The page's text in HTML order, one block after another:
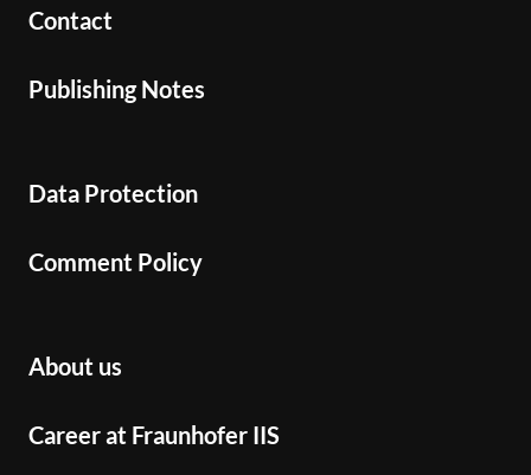
Contact
Publishing Notes
Data Protection
Comment Policy
About us
Career at Fraunhofer IIS